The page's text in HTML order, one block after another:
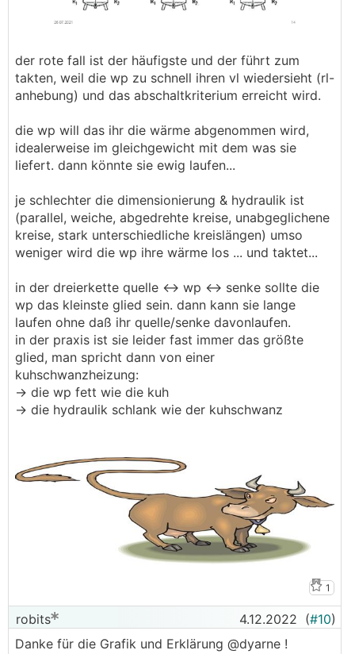
der rote fall ist der häufigste und der führt zum
takten, weil die wp zu schnell ihren vl wiedersieht (rl-
anhebung) und das abschaltkriterium erreicht wird.
die wp will das ihr die wärme abgenommen wird,
idealerweise im gleichgewicht mit dem was sie
liefert. dann könnte sie ewig laufen...
je schlechter die dimensionierung & hydraulik ist
(parallel, weiche, abgedrehte kreise, unabgeglichene
kreise, stark unterschiedliche kreislängen) umso
weniger wird die wp ihre wärme los ... und taktet...
in der dreierkette quelle <-> wp <-> senke sollte die
wp das kleinste glied sein. dann kann sie lange
laufen ohne daß ihr quelle/senke davonlaufen.
in der praxis ist sie leider fast immer das größte
glied, man spricht dann von einer
kuhschwanzheizung:
-> die wp fett wie die kuh
-> die hydraulik schlank wie der kuhschwanz
1
robits 4.12.2022 (#10)
Danke für die Grafik und Erklärung @dyarne !